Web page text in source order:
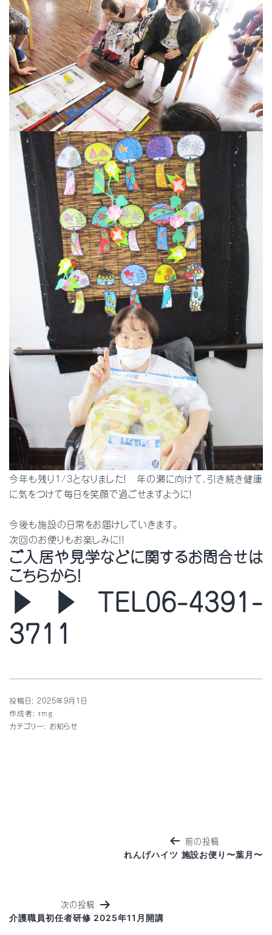
今年も残り1/3となりました！ 年の瀬に向けて、引き続き健康
に気をつけて毎日を笑顔で過ごせますように！
今後も施設の日常をお届けしていきます。
次回のお便りもお楽しみに！！
ご入居や見学などに関するお問合せは
こちらから！
▶▶TEL06-4391-
3711
投稿日: 2025年9月1日
作成者: rmg
カテゴリー: お知らせ
前の投稿
れんげハイツ 施設お便り〜葉月〜
次の投稿
介護職員初任者研修 2025年11月開講
ホーム
事業案内
施設・事業所
講座案内
お知らせ
採用情報